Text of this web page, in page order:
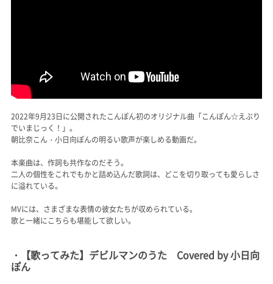
2022年9月23日に公開されたこんぽん初のオリジナル曲「こんぽん☆えぶり
でいまじっく！」。
朝比奈こん・小日向ぽんの明るい歌声が楽しめる動画だ。
本楽曲は、作詞も共作なのだそう。
二人の個性をこれでもかと詰め込んだ歌詞は、どこを切り取っても愛らしさ
に溢れている。
MVには、さまざまな表情の彼女たちが収められている。
歌と一緒にこちらも堪能して欲しい。
・【歌ってみた】デビルマンのうた Covered by 小日向
ぽん